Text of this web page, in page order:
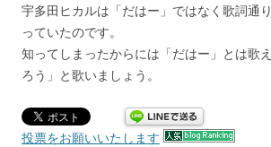
宇多田ヒカルは「だはー」ではなく歌詞通
っていたのです。
知ってしまったからには「だはー」とは歌
ろう」と歌いましょう。
投票をお願いいたします